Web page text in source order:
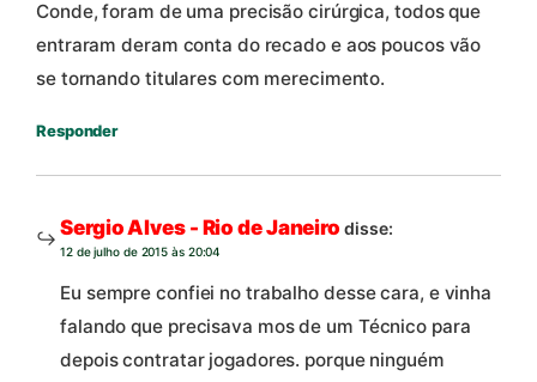
Conde, foram de uma precisão cirúrgica, todos que
entraram deram conta do recado e aos poucos vão
se tornando titulares com merecimento.
Responder
Sergio Alves - Rio de Janeiro disse:
12 de julho de 2015 às 20:04
Eu sempre confiei no trabalho desse cara, e vinha
falando que precisava mos de um Técnico para
depois contratar jogadores. porque ninguém